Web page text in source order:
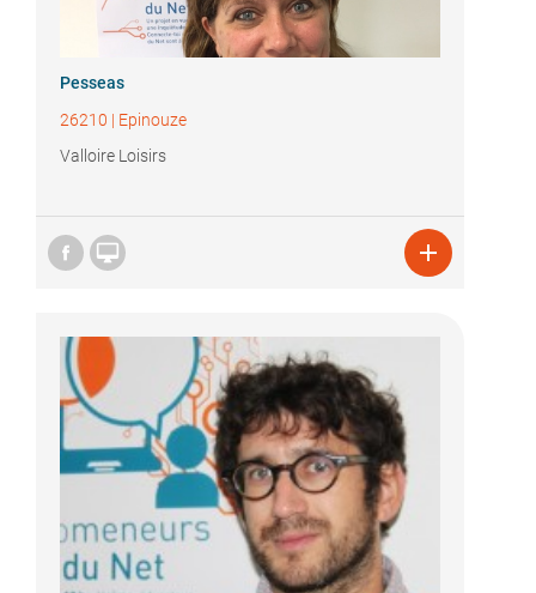
Pesseas
26210 | Epinouze
Valloire Loisirs
 